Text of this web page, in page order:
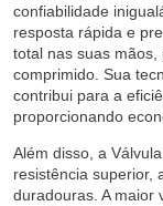
confiabilidade
resposta rápida e
total nas suas
comprimido. Sua
contribui para a
proporcionando
Além disso, a
resistência superior,
duradouras. A maior